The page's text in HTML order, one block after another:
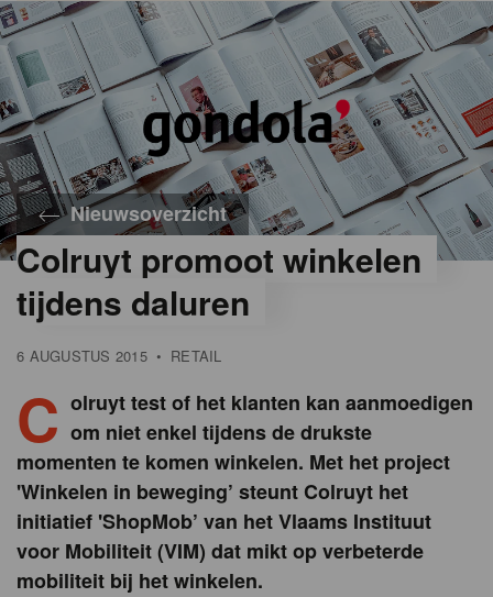
Nieuwsoverzicht
Colruyt promoot winkelen
tijdens daluren
6 AUGUSTUS 2015 • RETAIL
C olruyt test of het klanten kan aanmoedigen
om niet enkel tijdens de drukste
momenten te komen winkelen. Met het project
'Winkelen in beweging’ steunt Colruyt het
initiatief 'ShopMob’ van het Vlaams Instituut
voor Mobiliteit (VIM) dat mikt op verbeterde
mobiliteit bij het winkelen.
Gondola
academy
Gondola
society